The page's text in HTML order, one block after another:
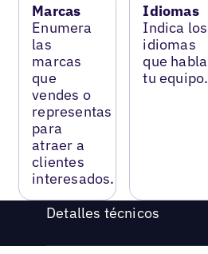
Marcas
Enumera
las
marcas
que
vendes o
representas
para
atraer a
clientes
interesados.
Idiomas
Indica los
idiomas
que habla
tu equipo.
Detalles técnicos